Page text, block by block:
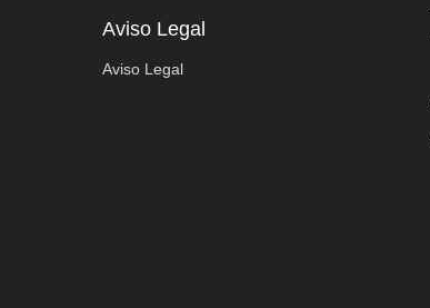
Aviso Legal
Aviso Legal